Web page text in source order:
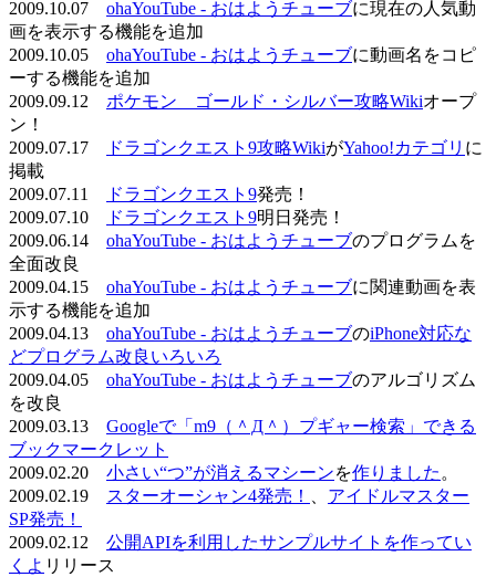
2009.10.07 ohaYouTube - おはようチューブに現在の人気動
画を表示する機能を追加
2009.10.05 ohaYouTube - おはようチューブに動画名をコピ
ーする機能を追加
2009.09.12 ポケモン ゴールド・シルバー攻略Wikiオープ
ン！
2009.07.17
ドラゴンクエスト9攻略WikiがYahoo!カテゴリ に
掲載
2009.07.11
ドラゴンクエスト9発売！
2009.07.10
ドラゴンクエスト9明日発売！
2009.06.14 ohaYouTube - おはようチューブのプログラムを
全面改良
2009.04.15 ohaYouTube - おはようチューブに関連動画を表
示する機能を追加
2009.04.13 ohaYouTube - おはようチューブのiPhone対応な
どプログラム改良いろいろ
2009.04.05 ohaYouTube - おはようチューブのアルゴリズム
を改良
2009.03.13 Googleで「m9（＾Д＾）プギャー検索」できる
ブックマークレット
2009.02.20 小さい“つ”が消えるマシーンを作りました 。
2009.02.19
スターオーシャン4発売！
アイドルマスター
SP発売！
2009.02.12 公開APIを利用したサンプルサイトを作ってい
くよ リリース